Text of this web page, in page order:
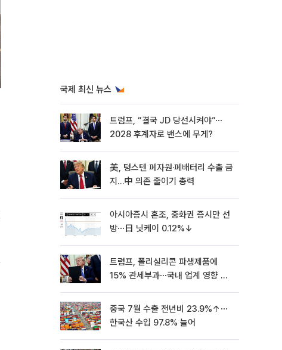
국제 최신 뉴스
트럼프, “결국 JD 당선시켜야”⋯
2028 후계자로 밴스에 무게?
美, 텅스텐 폐자원·폐배터리 수출 금
지…中 의존 줄이기 총력
아시아증시 혼조, 중화권 증시만 선
방⋯日 닛케이 0.12%↓
트럼프, 폴리실리콘 파생제품에
15% 관세부과⋯국내 업계 영향 촉
중국 7월 수출 전년비 23.9%↑⋯
한국산 수입 97.8% 늘어